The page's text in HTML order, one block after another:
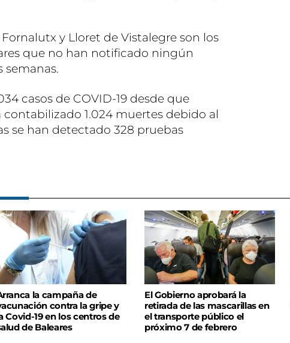
y Lloret de Vistalegre son los
que no han notificado ningún
semanas.
casos de COVID-19 desde que
1.024 muertes debido al
se han detectado 328 pruebas
la campaña de
contra la gripe y
Covid-19 en los centros de
de Baleares
El Gobierno aprobará la
retirada de las mascarillas en
el transporte público el
próximo 7 de febrero